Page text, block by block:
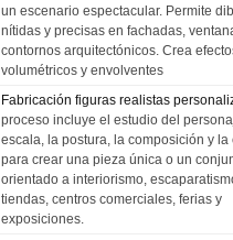
un escenario espectacular. Permite
nítidas y precisas en fachadas,
contornos arquitectónicos. Crea
volumétricos y envolventes
Fabricación figuras realistas
proceso incluye el estudio del
escala, la postura, la composición y la
para crear una pieza única o un
orientado a interiorismo,
tiendas, centros comerciales, ferias y
exposiciones.